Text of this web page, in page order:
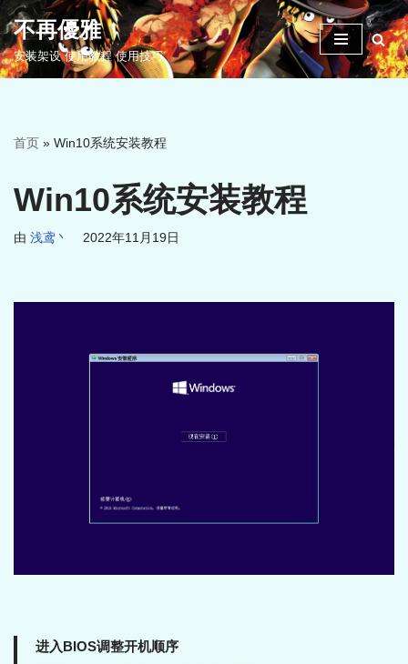
跳
至
不再優雅
安装架设 使用教程 使用技巧
首页 » Win10系统安装教程
Win10系统安装教程
由 浅鸢丶 2022年11月19日
进入BIOS调整开机顺序